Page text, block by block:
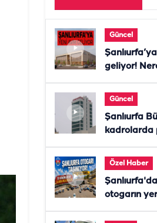
Güncel
geliyor!
Güncel
Şanlıurfa
kadrolarda
Özel Haber
otogarın